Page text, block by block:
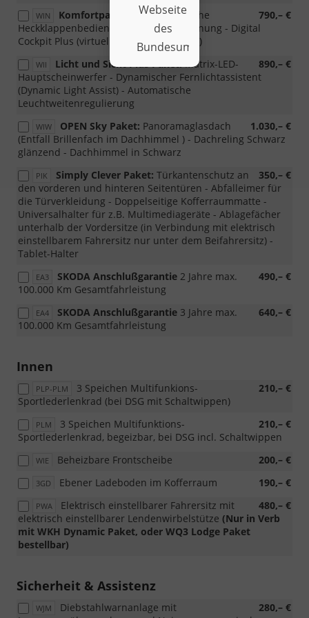
WIN 790,– €
Komfortpaket PLUS:Elektrische
Heckklappenbedienung mit Komfortöffnung - Digital
Cockpit Plus (virtuelles Cockpit 10,2 Zoll)
WII 890,– €
Licht und Sicht Plus Paket:
Matrix-LED-
Hauptscheinwerfer - Dynamischer Fernlichtassistent
(Dynamic Light Assist) - Automatische
Leuchtweitenregulierung
WIW 1.030,– €
OPEN Sky Paket: Panoramaglasdach
(Entfall Brillenfach im Dachhimmel ) - Dachreling Schwarz
glänzend - Dachhimmel in Schwarz
PIK 350,– €
Simply Clever Paket: Türkantenschutz an
den vorderen und hinteren Seitentüren - Abfalleimer für
die Türverkleidung - Doppelseitige Kofferraummatte -
Universalhalter für z.B. Multimediageräte - Ablagefächer
unterhalb der Vordersitze (in Verbindung mit elektrisch
einstellbarem Fahrersitz nur unter dem Beifahrersitz) -
Tablet-Halter
EA3 490,– €
SKODA Anschlußgarantie 2 Jahre max.
100.000 Km Gesamtfahrleistung
EA4 640,– €
SKODA Anschlußgarantie 3 Jahre max.
100.000 Km Gesamtfahrleistung
Innen
PLP-PLM 210,– €
3 Speichen Multifunkions-
Sportlederlenkrad (bei DSG mit Schaltwippen)
PLM 210,– €
3 Speichen Multifunktions-
Sportlederlenkrad, begeizbar, bei DSG incl. Schaltwippen
WIE 200,– €
Beheizbare Frontscheibe
3GD 190,– €
Ebener Ladeboden im Kofferraum
PWA 480,– €
Elektrisch einstellbarer Fahrersitz mit
elektrisch einstellbarer Lendenwirbelstütze (Nur in Verb
mit WKH Dynamic Paket, oder WQ3 Lodge Paket
bestellbar)
Sicherheit & Assistenz
WJM 280,– €
Diebstahlwarnanlage mit
Webseite
des
Bundesumweltministerium.